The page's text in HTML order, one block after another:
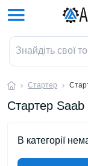
Стартер
Стартер Saab
В категорії